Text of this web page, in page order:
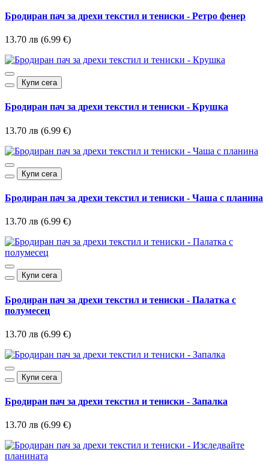
Бродиран пач за дрехи текстил и тениски - Ретро фенер
13.70 лв (6.99 €)
Купи сега
Бродиран пач за дрехи текстил и тениски - Крушка
13.70 лв (6.99 €)
Купи сега
Бродиран пач за дрехи текстил и тениски - Чаша с планина
13.70 лв (6.99 €)
Купи сега
Бродиран пач за дрехи текстил и тениски - Палатка с
полумесец
13.70 лв (6.99 €)
Купи сега
Бродиран пач за дрехи текстил и тениски - Запалка
13.70 лв (6.99 €)